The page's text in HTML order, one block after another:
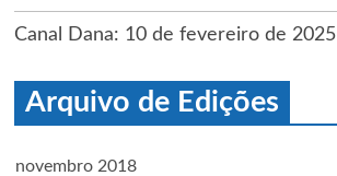
Canal Dana: 10 de fevereiro de 2025
Arquivo de Edições
novembro 2018